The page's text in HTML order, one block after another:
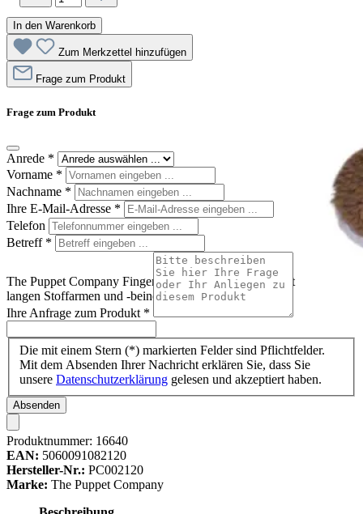
The Puppet Company Fingerpuppe Bär, brauner Bär mit
langen Stoffarmen und -beinen
In den Warenkorb
Zum Merkzettel hinzufügen
Frage zum Produkt
Frage zum Produkt
Anrede *
Vorname *
Nachname *
Ihre E-Mail-Adresse *
Telefon
Betreff *
Ihre Anfrage zum Produkt *
Die mit einem Stern (*) markierten Felder sind Pflichtfelder.
Mit dem Absenden Ihrer Nachricht erklären Sie, dass Sie
unsere Datenschutzerklärung gelesen und akzeptiert haben.
Absenden
Produktnummer: 16640
EAN: 5060091082120
Hersteller-Nr.: PC002120
Marke: The Puppet Company